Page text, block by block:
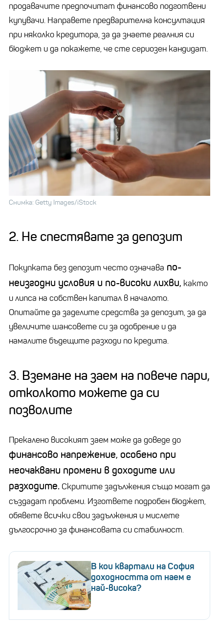
продавачите предпочитат финансово подготвени
купувачи. Направете предварителна консултация
при няколко кредитора, за да знаете реалния си
бюджет и да покажете, че сте сериозен кандидат.
Снимка: Getty Images/iStock
2. Не спестявате за депозит
Покупката без депозит често означава по-
неизгодни условия и по-високи лихви, както
и липса на собствен капитал в началото.
Опитайте да заделите средства за депозит, за да
увеличите шансовете си за одобрение и да
намалите бъдещите разходи по кредита.
3. Вземане на заем на повече пари,
отколкото можете да си
позволите
Прекалено високият заем може да доведе до
финансово напрежение, особено при
неочаквани промени в доходите или
разходите. Скритите задължения също могат да
създадат проблеми. Изгответе подробен бюджет,
обявете всички свои задължения и мислете
дългосрочно за финансовата си стабилност.
В кои квартали на София
доходността от наем е
най-висока?